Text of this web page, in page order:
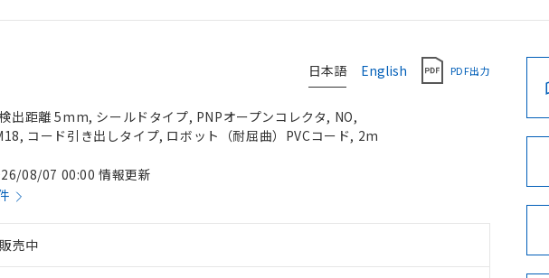
日本語 English PDF出力
出距離 5mm, シールドタイプ, PNPオープンコレクタ, NO,
コード引き出しタイプ, ロボット（耐屈曲）PVCコード, 2m
08/07 00:00 情報更新
販売中